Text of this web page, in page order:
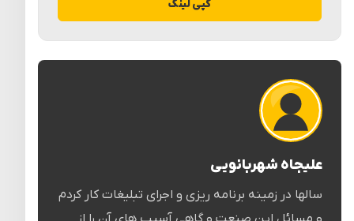
کپی لینک
علیجاه شهربانویی
سالها در زمینه برنامه ریزی و اجرای تبلیغات کار کردم